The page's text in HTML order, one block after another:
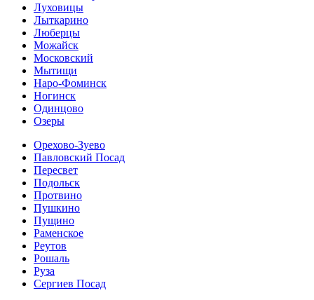
Луховицы
Лыткарино
Люберцы
Можайск
Московский
Мытищи
Наро-Фоминск
Ногинск
Одинцово
Озеры
Орехово-Зуево
Павловский Посад
Пересвет
Подольск
Протвино
Пушкино
Пущино
Раменское
Реутов
Рошаль
Руза
Сергиев Посад